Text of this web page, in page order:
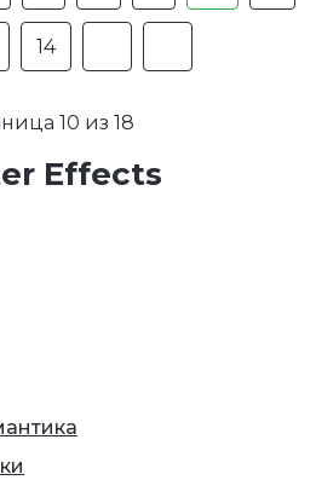
14
10 из 18
Effects